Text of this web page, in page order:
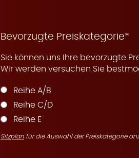
Bevorzugte Preiskategorie*
Sie können uns Ihre bevorzugte
Wir werden versuchen Sie
Reihe A/B
Reihe C/D
Reihe E
Sitzplan für die Auswahl der Preiskategorie